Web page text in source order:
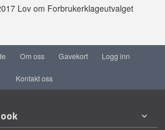
Lov om Forbrukerklageutvalget
Om oss Gavekort Logg inn
Kontakt oss